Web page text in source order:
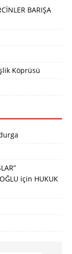
BARIŞA
Köprüsü
için HUKUK